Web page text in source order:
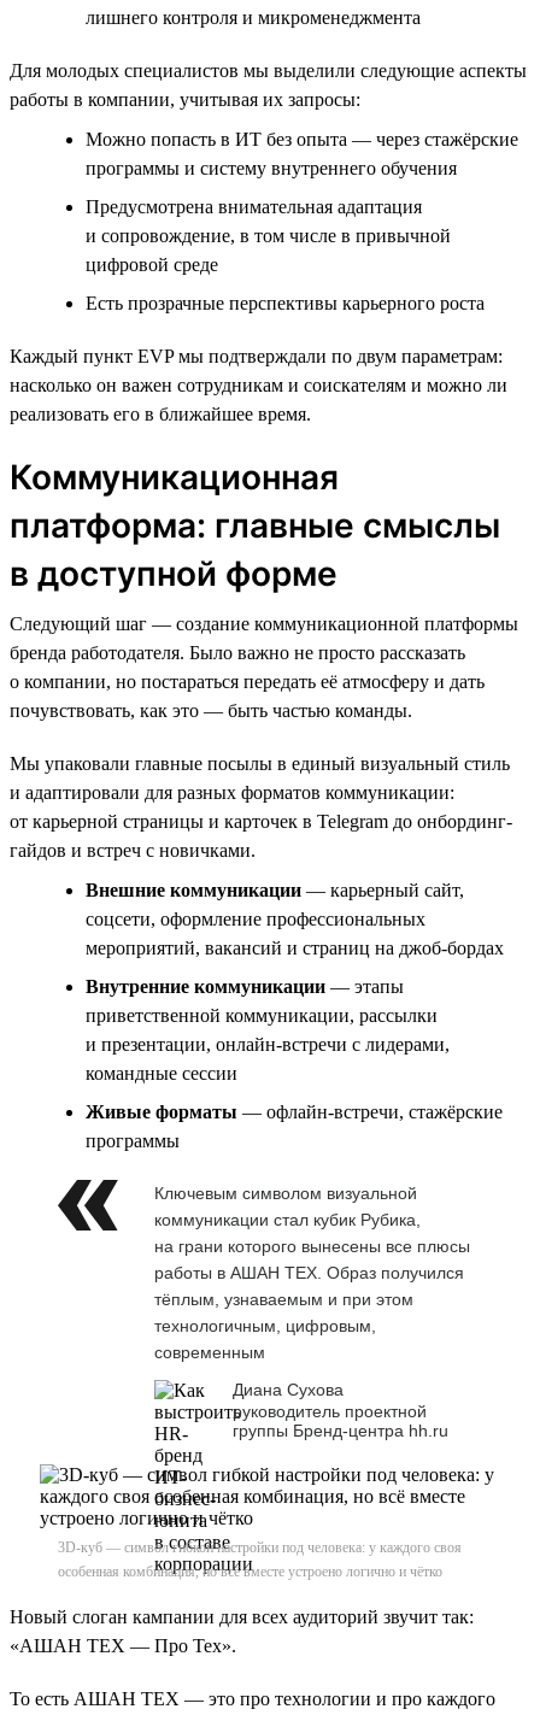
лишнего контроля и микроменеджмента
Для молодых специалистов мы выделили следующие аспекты
работы в компании, учитывая их запросы:
Можно попасть в ИТ без опыта — через стажёрские
программы и систему внутреннего обучения
Предусмотрена внимательная адаптация
и сопровождение, в том числе в привычной
цифровой среде
Есть прозрачные перспективы карьерного роста
Каждый пункт EVP мы подтверждали по двум параметрам:
насколько он важен сотрудникам и соискателям и можно ли
реализовать его в ближайшее время.
Коммуникационная
платформа: главные смыслы
в доступной форме
Следующий шаг — создание коммуникационной платформы
бренда работодателя. Было важно не просто рассказать
о компании, но постараться передать её атмосферу и дать
почувствовать, как это — быть частью команды.
Мы упаковали главные посылы в единый визуальный стиль
и адаптировали для разных форматов коммуникации:
от карьерной страницы и карточек в Telegram до онбординг-
гайдов и встреч с новичками.
Внешние коммуникации — карьерный сайт,
соцсети, оформление профессиональных
мероприятий, вакансий и страниц на джоб-бордах
Внутренние коммуникации — этапы
приветственной коммуникации, рассылки
и презентации, онлайн-встречи с лидерами,
командные сессии
Живые форматы — офлайн-встречи, стажёрские
программы
Ключевым символом визуальной
коммуникации стал кубик Рубика,
на грани которого вынесены все плюсы
работы в АШАН ТЕХ. Образ получился
тёплым, узнаваемым и при этом
технологичным, цифровым,
современным
Диана Сухова
руководитель проектной
группы Бренд-центра hh.ru
3D-куб — символ гибкой настройки под человека: у каждого своя
особенная комбинация, но всё вместе устроено логично и чётко
Новый слоган кампании для всех аудиторий звучит так:
«АШАН ТЕХ — Про Тех».
То есть АШАН ТЕХ — это про технологии и про каждого